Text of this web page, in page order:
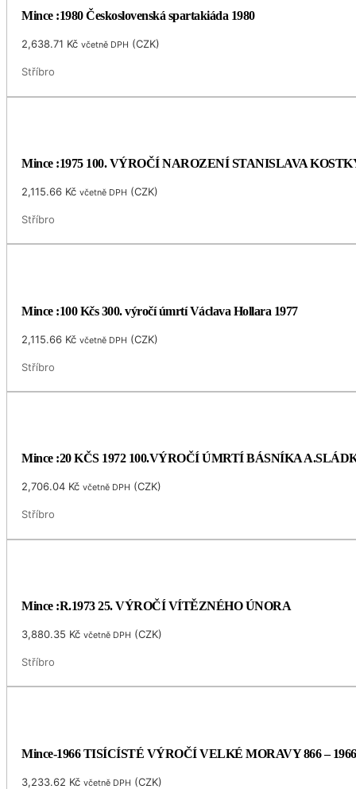
Mince :1980 Československá spartakiáda 1980
2,638.71 Kč včetně DPH (CZK)
Stříbro
Mince :1975 100. VÝROČÍ NAROZENÍ STANISLAVA
2,115.66 Kč včetně DPH (CZK)
Stříbro
Mince :100 Kčs 300. výročí úmrtí Václava Hollara 1977
2,115.66 Kč včetně DPH (CZK)
Stříbro
Mince :20 KČS 1972 100.VÝROČÍ ÚMRTÍ BÁSNÍKA
2,706.04 Kč včetně DPH (CZK)
Stříbro
Mince :R.1973 25. VÝROČÍ VÍTĚZNÉHO ÚNORA
3,880.35 Kč včetně DPH (CZK)
Stříbro
Mince-1966 TISÍCÍSTÉ VÝROČÍ VELKÉ MORAVY 866 – 1966
3,233.62 Kč včetně DPH (CZK)